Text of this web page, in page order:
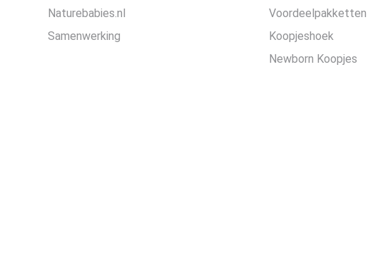
Naturebabies.nl
Samenwerking
Voordeelpakketten
Koopjeshoek
Newborn Koopjes